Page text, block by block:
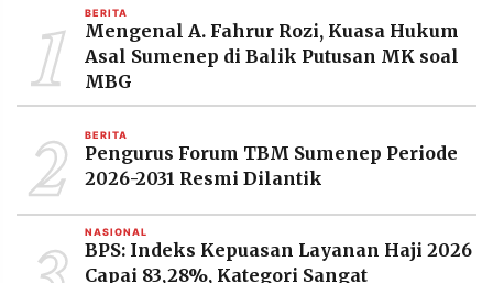
©
Resolusi.co
-
PT.
RESOLUSI
MEDIA
PRAMUDITA
1 BERITA
Mengenal A. Fahrur Rozi, Kuasa Hukum
Asal Sumenep di Balik Putusan MK soal
MBG
2 BERITA
Pengurus Forum TBM Sumenep Periode
2026-2031 Resmi Dilantik
NASIONAL
BPS: Indeks Kepuasan Layanan Haji 2026
Capai 83,28%, Kategori Sangat